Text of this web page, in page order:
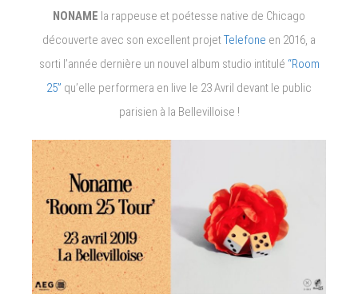
NONAME la rappeuse et poétesse native de Chicago
découverte avec son excellent projetTelefone en 2016, a
sorti l’année dernière un nouvel album studio intitulé “Room
25” qu’elle performera en live le 23 Avril devant le public
parisien à la Bellevilloise !